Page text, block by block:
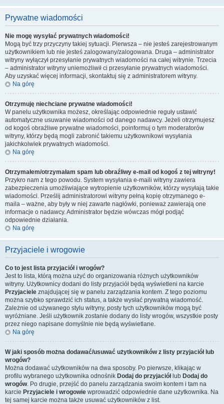
Prywatne wiadomości
Nie mogę wysyłać prywatnych wiadomości!
Mogą być trzy przyczyny takiej sytuacji. Pierwsza – nie jesteś zarejestrowanym
użytkownikiem lub nie jesteś zalogowany/zalogowana. Druga – administrator
witryny wyłączył przesyłanie prywatnych wiadomości na całej witrynie. Trzecia
– administrator witryny uniemożliwił ci przesyłanie prywatnych wiadomości.
Aby uzyskać więcej informacji, skontaktuj się z administratorem witryny.
Na górę
Otrzymuję niechciane prywatne wiadomości!
W panelu użytkownika możesz, określając odpowiednie reguły ustawić
automatyczne usuwanie wiadomości od danego nadawcy. Jeżeli otrzymujesz
od kogoś obraźliwe prywatne wiadomości, poinformuj o tym moderatorów
witryny, którzy będą mogli zabronić takiemu użytkownikowi wysyłania
jakichkolwiek prywatnych wiadomości.
Na górę
Otrzymałem/otrzymałam spam lub obraźliwy e-mail od kogoś z tej witryny!
Przykro nam z tego powodu. System wysyłania e-maili witryny zawiera
zabezpieczenia umożliwiające wytropienie użytkowników, którzy wysyłają takie
wiadomości. Prześlij administratorowi witryny pełną kopię otrzymanego e-
maila – ważne, aby były w niej zawarte nagłówki, ponieważ zawierają one
informacje o nadawcy. Administrator będzie wówczas mógł podjąć
odpowiednie działania.
Na górę
Przyjaciele i wrogowie
Co to jest lista przyjaciół i wrogów?
Jest to lista, którą można użyć do organizowania różnych użytkowników
witryny. Użytkownicy dodani do listy przyjaciół będą wyświetleni na karcie
Przyjaciele znajdującej się w panelu zarządzania kontem. Z tego poziomu
można szybko sprawdzić ich status, a także wysłać prywatną wiadomość.
Zależnie od używanego stylu witryny, posty tych użytkowników mogą być
wyróżniane. Jeśli użytkownik zostanie dodany do listy wrogów, wszystkie posty
przez niego napisane domyślnie nie będą wyświetlane.
Na górę
W jaki sposób można dodawać/usuwać użytkowników z listy przyjaciół lub
wrogów?
Można dodawać użytkowników na dwa sposoby. Po pierwsze, klikając w
profilu wybranego użytkownika odnośnik Dodaj do przyjaciółlub Dodaj do
wrogów. Po drugie, przejść do panelu zarządzania swoim kontem i tam na
karcie Przyjaciele i wrogowie wprowadzić odpowiednie dane użytkownika. Na
tej samej karcie można także usuwać użytkowników z list.